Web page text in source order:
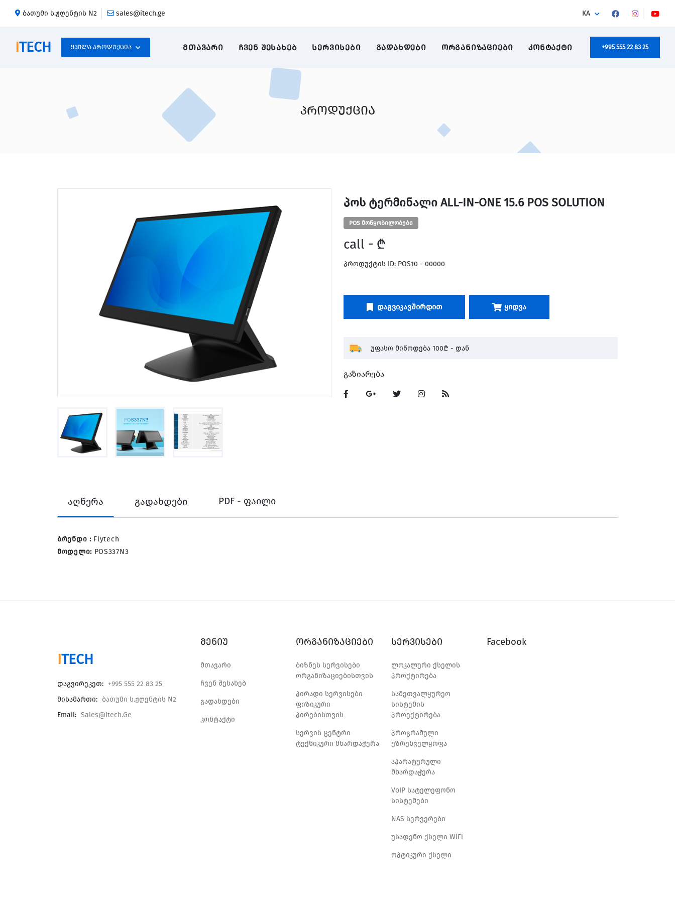
ბათუმი ს.ჟღენტის N2 sales@itech.ge KA
ITECH Ყველა Პროდუქცია ᲛᲗᲐᲕᲐᲠᲘ ᲩᲕᲔᲜ ᲨᲔᲡᲐᲮᲔᲑ ᲡᲔᲠᲕᲘᲡᲔᲑᲘ ᲒᲐᲓᲐᲮᲓᲔᲑᲘ ᲝᲠᲒᲐᲜᲘᲖᲐᲪᲘᲔᲑᲘ ᲙᲝᲜᲢᲐᲥᲢᲘ +995 555 22 83 25
პროდუქცია
ᲞᲝᲡ ᲢᲔᲠᲛᲘᲜᲐᲚᲘ ALL-IN-ONE 15.6 POS SOLUTION
POS მოწყობილობები
call - ₾
პროდუქტის ID: POS10 - 00000
Დაგვიკავშირდით Ყიდვა
უფასო მიწოდება 100₾ - დან
Გაზიარება
აღწერა გადახდები PDF - ფაილი
ბრენდი : Flytech
მოდელი: POS337N3
ITECH
Დაგვირეკეთ: +995 555 22 83 25
Მისამართი: Ბათუმი Ს.ჟღენტის N2
Email: Sales@itech.ge
მენიუ
მთავარი
ჩვენ შესახებ
გადახდები
კონტაქტი
ორგანიზაციები
ბიზნეს სერვისები
ორგანიზაციებისთვის
პირადი სერვისები
ფიზიკური
პირებისთვის
სერვის ცენტრი
ტექნიკური მხარდაჭერა
სერვისები
ლოკალური ქსელის
პროქტირება
სამეთვალყურეო
სისტემის
პროექტირება
პროგრამული
უზრუნველყოფა
აპარატურული
მხარდაჭერა
VoIP სატელეფონო
სისტემები
NAS სერვერები
უსადენო ქსელი WiFi
ოპტიკური ქსელი
Facebook